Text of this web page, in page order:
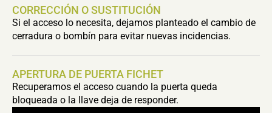
CORRECCIÓN O SUSTITUCIÓN
Si el acceso lo necesita, dejamos planteado el cambio de
cerradura o bombín para evitar nuevas incidencias.
APERTURA DE PUERTA FICHET
Recuperamos el acceso cuando la puerta queda
bloqueada o la llave deja de responder.